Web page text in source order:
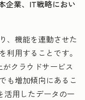
企業、IT戦略におい
、機能を連動させた
利用することです。
クラウドサービス
も増加傾向にあるこ
活用したデータの一